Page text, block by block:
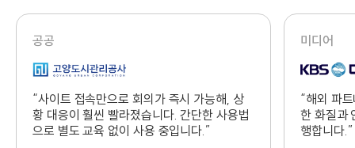
공공
“사이트 접속만으로 회의가 즉시 가능해, 상
황 대응이 훨씬 빨라졌습니다. 간단한 사용법
으로 별도 교육 없이 사용 중입니다.”
미디어
“해외 파
한 화질과
행합니다.”